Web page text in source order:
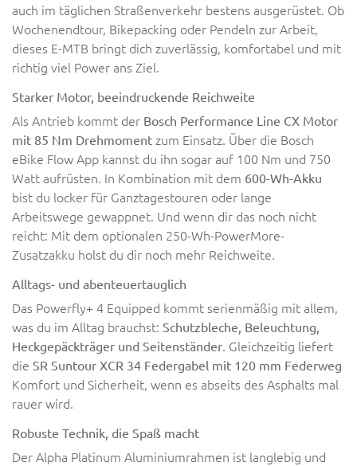
auch im täglichen Straßenverkehr bestens ausgerüstet. Ob
Wochenendtour, Bikepacking oder Pendeln zur Arbeit,
dieses E-MTB bringt dich zuverlässig, komfortabel und mit
richtig viel Power ans Ziel.
Starker Motor, beeindruckende Reichweite
Als Antrieb kommt der Bosch Performance Line CX Motor
mit 85 Nm Drehmoment zum Einsatz. Über die Bosch
eBike Flow App kannst du ihn sogar auf 100 Nm und 750
Watt aufrüsten. In Kombination mit dem 600-Wh-Akku
bist du locker für Ganztagestouren oder lange
Arbeitswege gewappnet. Und wenn dir das noch nicht
reicht: Mit dem optionalen 250-Wh-PowerMore-
Zusatzakku holst du dir noch mehr Reichweite.
Alltags- und abenteuertauglich
Das Powerfly+ 4 Equipped kommt serienmäßig mit allem,
was du im Alltag brauchst: Schutzbleche, Beleuchtung,
Heckgepäckträger und Seitenständer. Gleichzeitig liefert
die SR Suntour XCR 34 Federgabel mit 120 mm Federweg
Komfort und Sicherheit, wenn es abseits des Asphalts mal
rauer wird.
Robuste Technik, die Spaß macht
Der Alpha Platinum Aluminiumrahmen ist langlebig und